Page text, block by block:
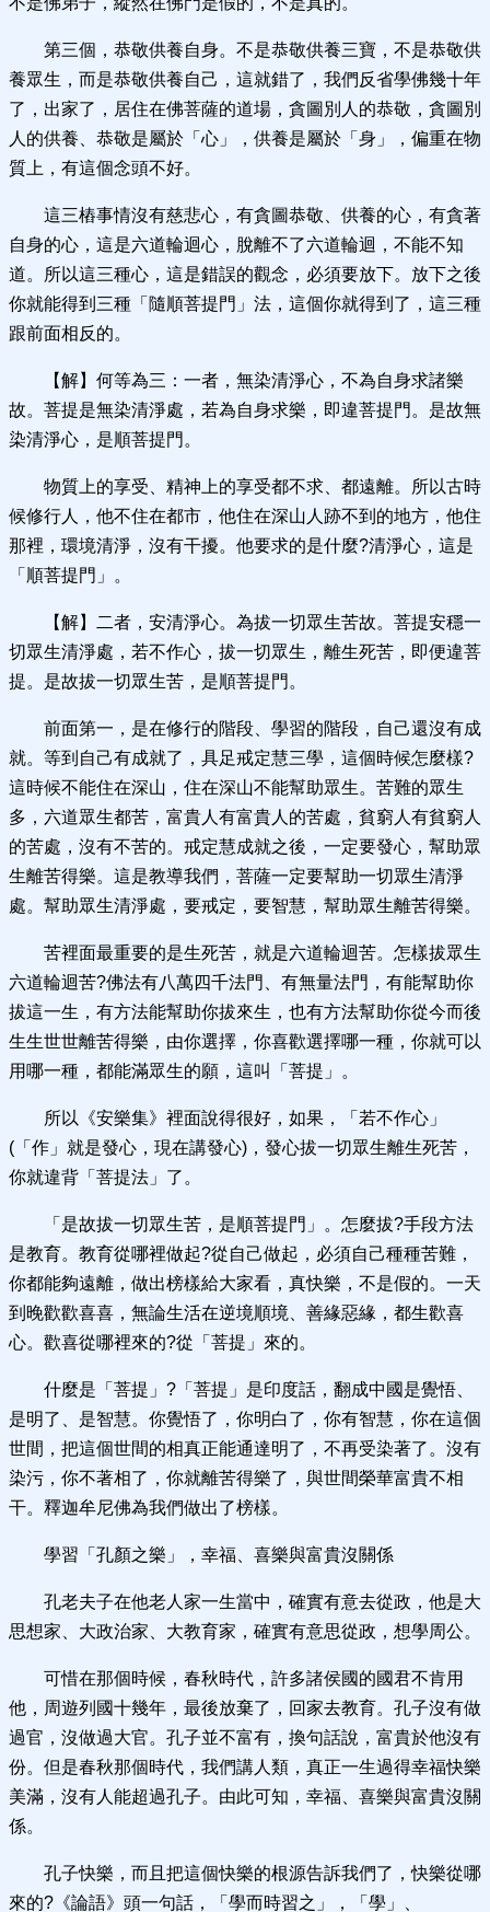
第三個，恭敬供養自身。不是恭敬供養三寶，不是恭敬供
養眾生，而是恭敬供養自己，這就錯了，我們反省學佛幾十年
了，出家了，居住在佛菩薩的道場，貪圖別人的恭敬，貪圖別
人的供養、恭敬是屬於「心」，供養是屬於「身」，偏重在物
質上，有這個念頭不好。
這三樁事情沒有慈悲心，有貪圖恭敬、供養的心，有貪著
自身的心，這是六道輪迴心，脫離不了六道輪迴，不能不知
道。所以這三種心，這是錯誤的觀念，必須要放下。放下之後
你就能得到三種「隨順菩提門」法，這個你就得到了，這三種
跟前面相反的。
【解】何等為三：一者，無染清淨心，不為自身求諸樂
故。菩提是無染清淨處，若為自身求樂，即違菩提門。是故無
染清淨心，是順菩提門。
物質上的享受、精神上的享受都不求、都遠離。所以古時
候修行人，他不住在都市，他住在深山人跡不到的地方，他住
那裡，環境清淨，沒有干擾。他要求的是什麼?清淨心，這是
「順菩提門」。
【解】二者，安清淨心。為拔一切眾生苦故。菩提安穩一
切眾生清淨處，若不作心，拔一切眾生，離生死苦，即便違菩
提。是故拔一切眾生苦，是順菩提門。
前面第一，是在修行的階段、學習的階段，自己還沒有成
就。等到自己有成就了，具足戒定慧三學，這個時候怎麼樣?
這時候不能住在深山，住在深山不能幫助眾生。苦難的眾生
多，六道眾生都苦，富貴人有富貴人的苦處，貧窮人有貧窮人
的苦處，沒有不苦的。戒定慧成就之後，一定要發心，幫助眾
生離苦得樂。這是教導我們，菩薩一定要幫助一切眾生清淨
處。幫助眾生清淨處，要戒定，要智慧，幫助眾生離苦得樂。
苦裡面最重要的是生死苦，就是六道輪迴苦。怎樣拔眾生
六道輪迴苦?佛法有八萬四千法門、有無量法門，有能幫助你
拔這一生，有方法能幫助你拔來生，也有方法幫助你從今而後
生生世世離苦得樂，由你選擇，你喜歡選擇哪一種，你就可以
用哪一種，都能滿眾生的願，這叫「菩提」。
所以《安樂集》裡面說得很好，如果，「若不作心」
(「作」就是發心，現在講發心)，發心拔一切眾生離生死苦，
你就違背「菩提法」了。
「是故拔一切眾生苦，是順菩提門」。怎麼拔?手段方法
是教育。教育從哪裡做起?從自己做起，必須自己種種苦難，
你都能夠遠離，做出榜樣給大家看，真快樂，不是假的。一天
到晚歡歡喜喜，無論生活在逆境順境、善緣惡緣，都生歡喜
心。歡喜從哪裡來的?從「菩提」來的。
什麼是「菩提」?「菩提」是印度話，翻成中國是覺悟、
是明了、是智慧。你覺悟了，你明白了，你有智慧，你在這個
世間，把這個世間的相真正能通達明了，不再受染著了。沒有
染污，你不著相了，你就離苦得樂了，與世間榮華富貴不相
干。釋迦牟尼佛為我們做出了榜樣。
學習「孔顏之樂」，幸福、喜樂與富貴沒關係
孔老夫子在他老人家一生當中，確實有意去從政，他是大
思想家、大政治家、大教育家，確實有意思從政，想學周公。
可惜在那個時候，春秋時代，許多諸侯國的國君不肯用
他，周遊列國十幾年，最後放棄了，回家去教育。孔子沒有做
過官，沒做過大官。孔子並不富有，換句話說，富貴於他沒有
份。但是春秋那個時代，我們講人類，真正一生過得幸福快樂
美滿，沒有人能超過孔子。由此可知，幸福、喜樂與富貴沒關
係。
孔子快樂，而且把這個快樂的根源告訴我們了，快樂從哪
來的?《論語》頭一句話，「學而時習之」，「學」、